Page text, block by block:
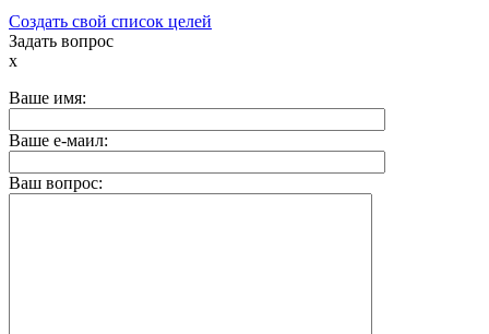
Создать свой список целей
Задать вопрос
x
Ваше имя:
Ваше е-маил:
Ваш вопрос: